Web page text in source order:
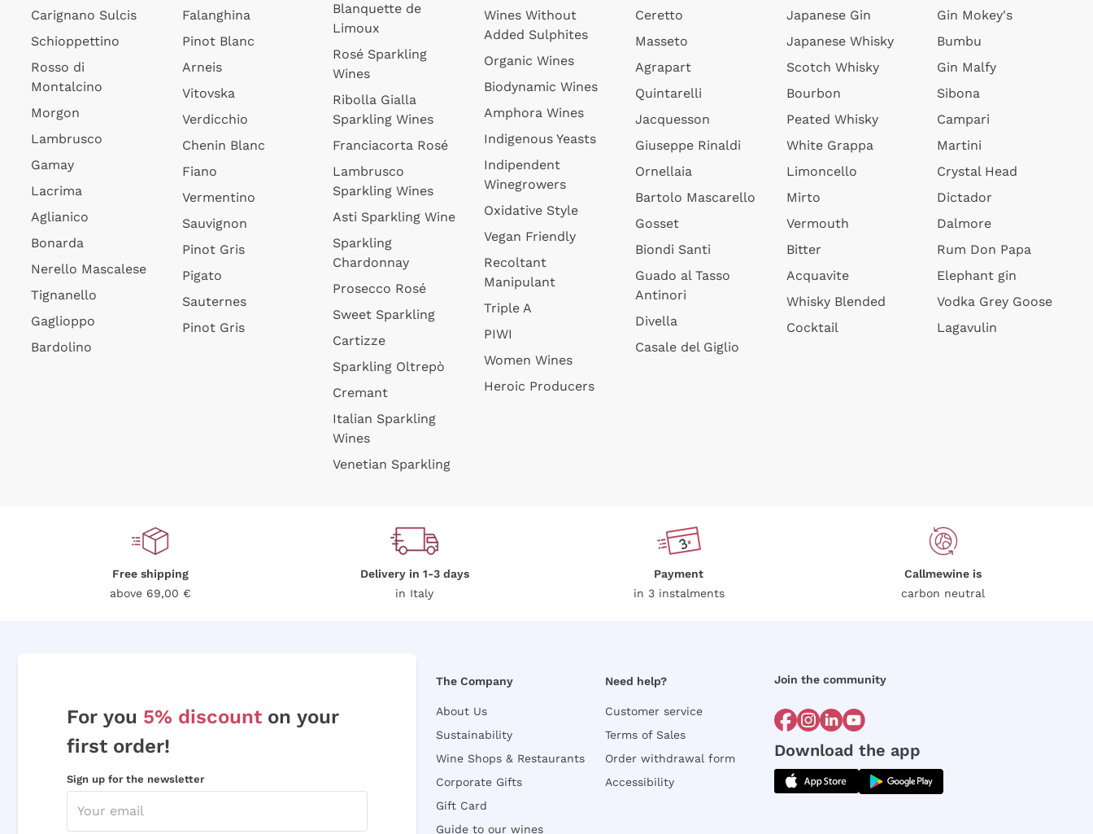
Carignano Sulcis
Schioppettino
Rosso di
Montalcino
Morgon
Lambrusco
Gamay
Lacrima
Aglianico
Bonarda
Nerello Mascalese
Tignanello
Gaglioppo
Bardolino
Falanghina
Pinot Blanc
Arneis
Vitovska
Verdicchio
Chenin Blanc
Fiano
Vermentino
Sauvignon
Pinot Gris
Pigato
Sauternes
Pinot Gris
Blanquette de
Limoux
Rosé Sparkling
Wines
Ribolla Gialla
Sparkling Wines
Franciacorta Rosé
Lambrusco
Sparkling Wines
Asti Sparkling Wine
Sparkling
Chardonnay
Prosecco Rosé
Sweet Sparkling
Cartizze
Sparkling Oltrepò
Cremant
Italian Sparkling
Wines
Venetian Sparkling
Wines Without
Added Sulphites
Organic Wines
Biodynamic Wines
Amphora Wines
Indigenous Yeasts
Indipendent
Winegrowers
Oxidative Style
Vegan Friendly
Recoltant
Manipulant
Triple A
PIWI
Women Wines
Heroic Producers
Ceretto
Masseto
Agrapart
Quintarelli
Jacquesson
Giuseppe Rinaldi
Ornellaia
Bartolo Mascarello
Gosset
Biondi Santi
Guado al Tasso
Antinori
Divella
Casale del Giglio
Japanese Gin
Japanese Whisky
Scotch Whisky
Bourbon
Peated Whisky
White Grappa
Limoncello
Mirto
Vermouth
Bitter
Acquavite
Whisky Blended
Cocktail
Gin Mokey's
Bumbu
Gin Malfy
Sibona
Campari
Martini
Crystal Head
Dictador
Dalmore
Rum Don Papa
Elephant gin
Vodka Grey Goose
Lagavulin
Free shipping
above 69,00 €
Delivery in 1-3 days
in Italy
Payment
in 3 instalments
Callmewine is
carbon neutral
For you 5% discount on your
first order!
Sign up for the newsletter
The Company
About Us
Sustainability
Wine Shops & Restaurants
Corporate Gifts
Gift Card
Guide to our wines
Need help?
Customer service
Terms of Sales
Order withdrawal form
Accessibility
Join the community
Download the app